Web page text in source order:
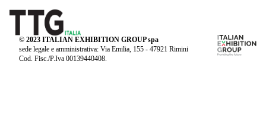
© 2023 ITALIAN EXHIBITION GROUP spa
sede legale e amministrativa: Via Emilia, 155 - 47921 Rimini
Cod. Fisc./P.Iva 00139440408.